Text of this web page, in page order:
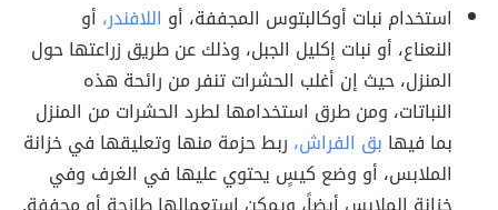
استخدام نبات أوكالبتوس المجففة، أو اللافندر، أو
النعناع، أو نبات إكليل الجبل، وذلك عن طريق زراعتها حول
المنزل، حيث إن أغلب الحشرات تنفر من رائحة هذه
النباتات، ومن طرق استخدامها لطرد الحشرات من المنزل
بما فيها بق الفراش، ربط حزمة منها وتعليقها في خزانة
الملابس، أو وضع كيسٍ يحتوي عليها في الغرف وفي